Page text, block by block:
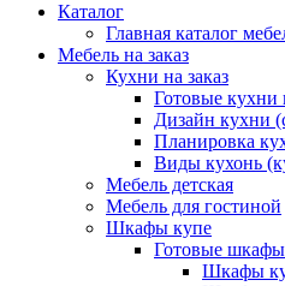
Каталог
Главная каталог
Мебель на заказ
Кухни на заказ
Готовые кухни
Дизайн кухни
Планировка
Виды кухонь
Мебель детская
Мебель для гостиной
Шкафы купе
Готовые шкафы
Шкафы